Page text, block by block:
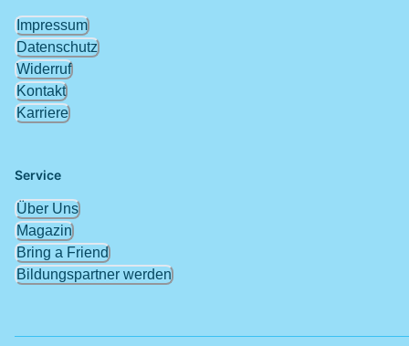
Impressum
Datenschutz
Widerruf
Kontakt
Karriere
Service
Über Uns
Magazin
Bring a Friend
Bildungspartner werden